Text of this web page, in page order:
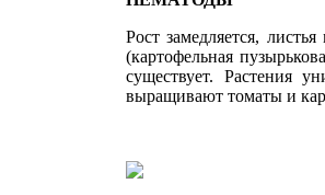
Рост замедляется,
(картофельная
существует. Растения
выращивают томаты и